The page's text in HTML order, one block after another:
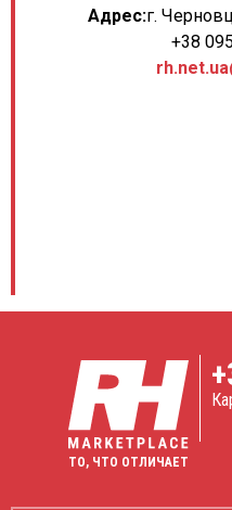
Адрес:г.
+38
ТО, ЧТО ОТЛИЧАЕТ